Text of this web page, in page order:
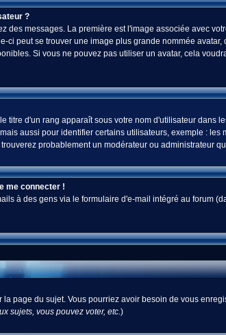
?
des messages. La première est l'image associée avec
ci peut se trouver une image plus grande nommée
Si vous ne pouvez pas utiliser un avatar, cela
titre d'un rang apparaît sous votre nom d'utilisateur
aussi pour identifier certains utilisateurs, exemple :
probablement un modérateur ou administrateur
me connecter !
à des gens via le formulaire d'e-mail intégré au forum
page du sujet. Vous pourriez avoir besoin de vous
sujets, vous pouvez voter, etc.)